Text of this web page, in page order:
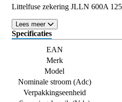
Littelfuse zekering JLLN 600A
Lees meer
Specificaties
EAN
Merk
Model
Nominale stroom (Adc)
Verpakkingseenheid